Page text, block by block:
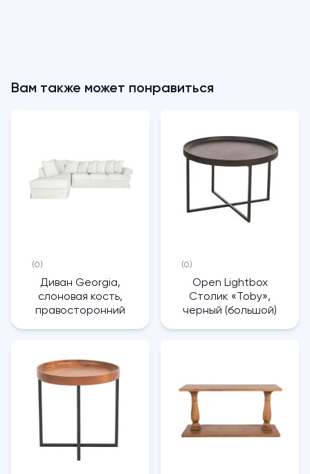
Вам также может понравиться
(0)
Диван Georgia,
слоновая кость,
правосторонний
(0)
Open Lightbox
Столик «Toby»,
черный (большой)